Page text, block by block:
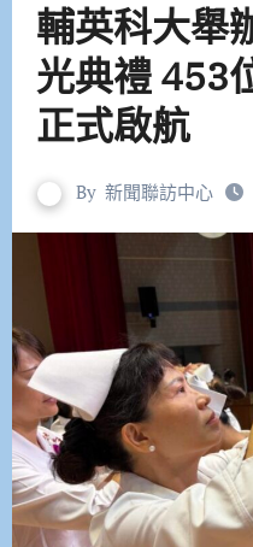
輔英科大舉
光典禮 453
正式啟航
By 新聞聯訪中心